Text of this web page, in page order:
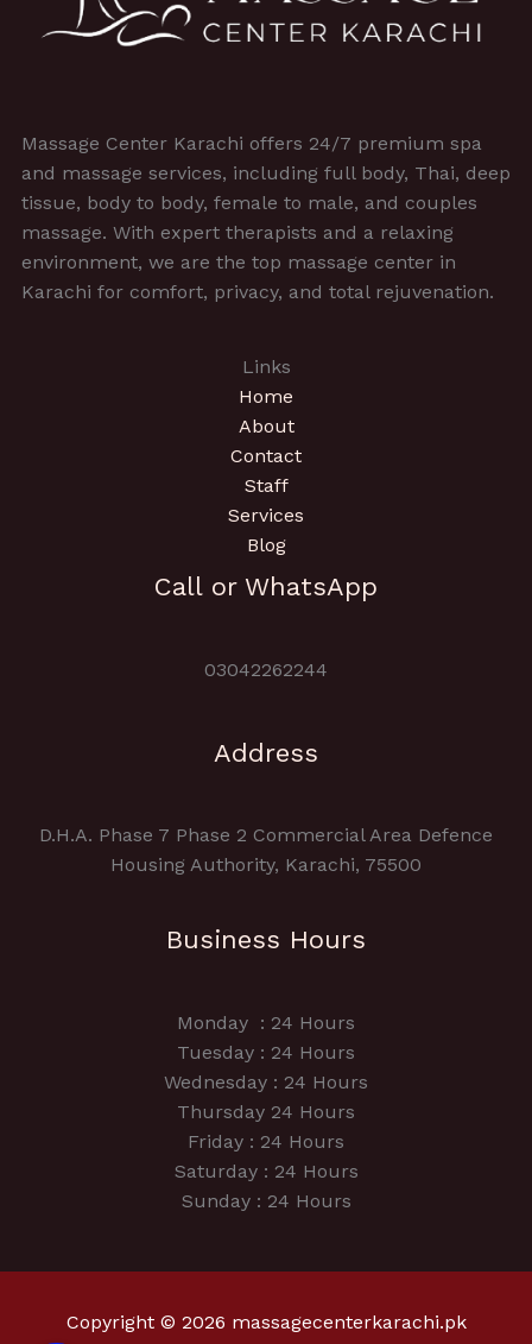
Massage Center Karachi offers 24/7 premium spa
and massage services, including full body, Thai, deep
tissue, body to body, female to male, and couples
massage. With expert therapists and a relaxing
environment, we are the top massage center in
Karachi for comfort, privacy, and total rejuvenation.
Links
Home
About
Contact
Staff
Services
Blog
Call or WhatsApp
03042262244
Address
D.H.A. Phase 7 Phase 2 Commercial Area Defence
Housing Authority, Karachi, 75500
Business Hours
Monday : 24 Hours
Tuesday : 24 Hours
Wednesday : 24 Hours
Thursday 24 Hours
Friday : 24 Hours
Saturday : 24 Hours
Sunday : 24 Hours
Copyright © 2026 massagecenterkarachi.pk